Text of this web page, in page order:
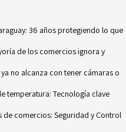
36 años protegiendo lo que
de los comercios ignora y
no alcanza con tener cámaras o
temperatura: Tecnología clave
de comercios: Seguridad y Control